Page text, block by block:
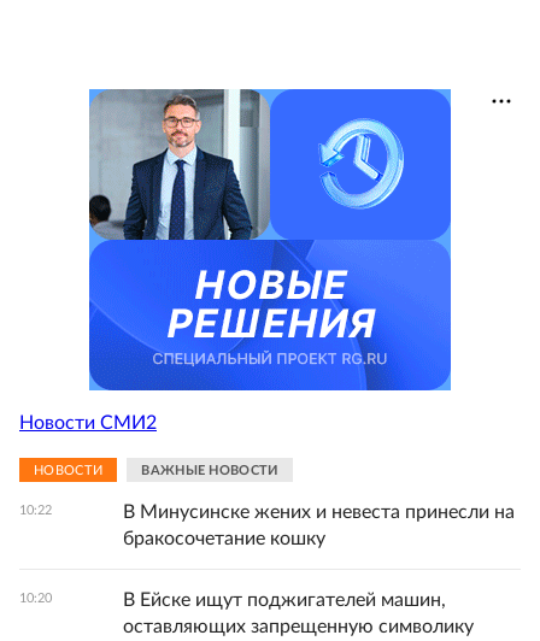
Новости СМИ2
НОВОСТИ ВАЖНЫЕ НОВОСТИ
10:22
В Минусинске жених и невеста принесли на
бракосочетание кошку
10:20
В Ейске ищут поджигателей машин,
оставляющих запрещенную символику